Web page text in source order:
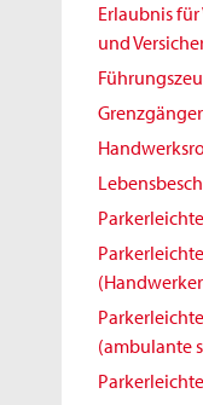
Erlaubnis
und
(ambulante